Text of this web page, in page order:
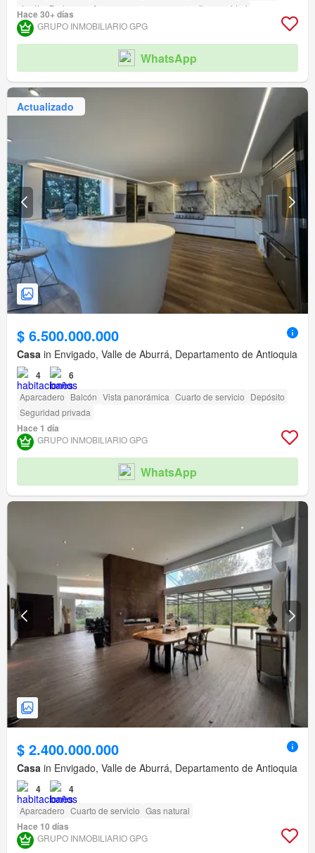
Jardín
Barbecue
Acceso para personas con discapacidad
Cancha de tenis
Hace 30+ días
GRUPO INMOBILIARIO GPG
WhatsApp
Actualizado
$ 6.500.000.000
Casa in Envigado, Valle de Aburrá, Departamento de Antioquia
4 6
Aparcadero Balcón Vista panorámica Cuarto de servicio Depósito
Seguridad privada
Hace 1 día
GRUPO INMOBILIARIO GPG
WhatsApp
$ 2.400.000.000
Casa in Envigado, Valle de Aburrá, Departamento de Antioquia
4 4
Aparcadero Cuarto de servicio Gas natural
Hace 10 días
GRUPO INMOBILIARIO GPG